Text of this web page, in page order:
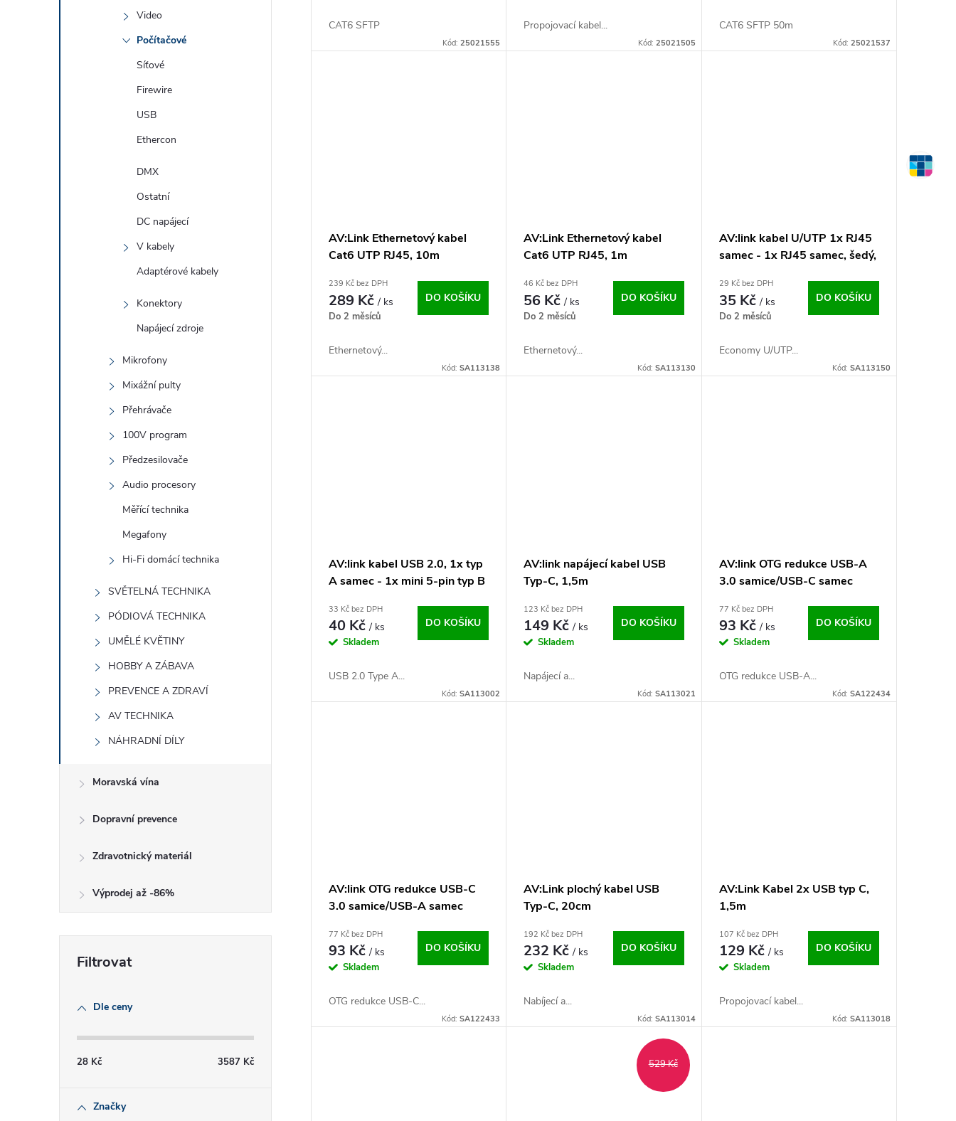
Video
Počítačové
Síťové
Firewire
USB
Ethercon
DMX
Ostatní
DC napájecí
V kabely
Adaptérové kabely
Konektory
Napájecí zdroje
Mikrofony
Mixážní pulty
Přehrávače
100V program
Předzesilovače
Audio procesory
Měřící technika
Megafony
Hi-Fi domácí technika
SVĚTELNÁ TECHNIKA
PÓDIOVÁ TECHNIKA
UMĚLÉ KVĚTINY
HOBBY A ZÁBAVA
PREVENCE A ZDRAVÍ
AV TECHNIKA
NÁHRADNÍ DÍLY
Moravská vína
Dopravní prevence
Zdravotnický materiál
Výprodej až -86%
Dle ceny
28 Kč 3587 Kč
Značky
CAT6 SFTP
Kód:25021555
Propojovací kabel...
Kód: 25021505
CAT6 SFTP 50m
Kód: 25021537
AV:Link Ethernetový kabel
Cat6 UTP RJ45, 10m
239 Kč bez DPH
289 Kč/ ks
Do 2 měsíců
DO KOŠÍKU
Ethernetový...
Kód:SA113138
AV:Link Ethernetový kabel
Cat6 UTP RJ45, 1m
46 Kč bez DPH
56 Kč/ ks
Do 2 měsíců
DO KOŠÍKU
Ethernetový...
Kód: SA113130
AV:link kabel U/UTP 1x RJ45
samec - 1x RJ45 samec, šedý,
29 Kč bez DPH
35 Kč/ ks
Do 2 měsíců
DO KOŠÍKU
Economy U/UTP...
Kód: SA113150
AV:link kabel USB 2.0, 1x typ
A samec - 1x mini 5-pin typ B
33 Kč bez DPH
40 Kč/ ks
Skladem
DO KOŠÍKU
USB 2.0 Type A...
Kód:SA113002
AV:link napájecí kabel USB
Typ-C, 1,5m
123 Kč bez DPH
149 Kč/ ks
Skladem
DO KOŠÍKU
Napájecí a...
Kód: SA113021
AV:link OTG redukce USB-A
3.0 samice/USB-C samec
77 Kč bez DPH
93 Kč/ ks
Skladem
DO KOŠÍKU
OTG redukce USB-A...
Kód: SA122434
AV:link OTG redukce USB-C
3.0 samice/USB-A samec
77 Kč bez DPH
93 Kč/ ks
Skladem
DO KOŠÍKU
OTG redukce USB-C...
Kód:SA122433
AV:Link plochý kabel USB
Typ-C, 20cm
192 Kč bez DPH
232 Kč/ ks
Skladem
DO KOŠÍKU
Nabíjecí a...
Kód: SA113014
AV:Link Kabel 2x USB typ C,
1,5m
107 Kč bez DPH
129 Kč/ ks
Skladem
DO KOŠÍKU
Propojovací kabel...
Kód: SA113018
529 Kč